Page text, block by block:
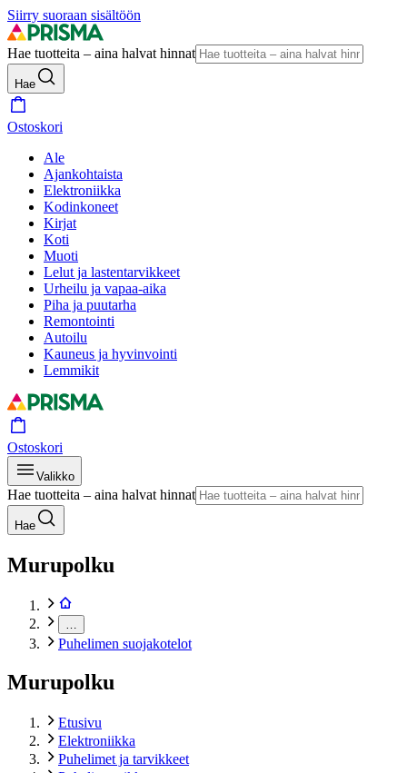
Siirry suoraan sisältöön
Hae tuotteita – aina halvat hinnat
Hae
Ostoskori
Ale
Ajankohtaista
Elektroniikka
Kodinkoneet
Kirjat
Koti
Muoti
Lelut ja lastentarvikkeet
Urheilu ja vapaa-aika
Piha ja puutarha
Remontointi
Autoilu
Kauneus ja hyvinvointi
Lemmikit
Ostoskori
Valikko
Hae tuotteita – aina halvat hinnat
Hae
Murupolku
Puhelimen suojakotelot
Murupolku
Etusivu
Elektroniikka
Puhelimet ja tarvikkeet